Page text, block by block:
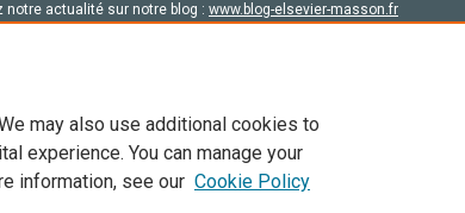
notre actualité sur notre blog : www.blog-elsevier-masson.fr
de licence et ses contributeurs. Tout les droits sont réservés,
Pour tout contenu en libre accès, les conditions de licence
may also use additional cookies to
experience. You can manage your
information, see our Cookie Policy